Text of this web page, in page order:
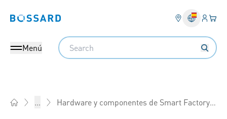
Bossard homepage
Menú
Search
... Hardware y componentes de Smart Factory Logistics